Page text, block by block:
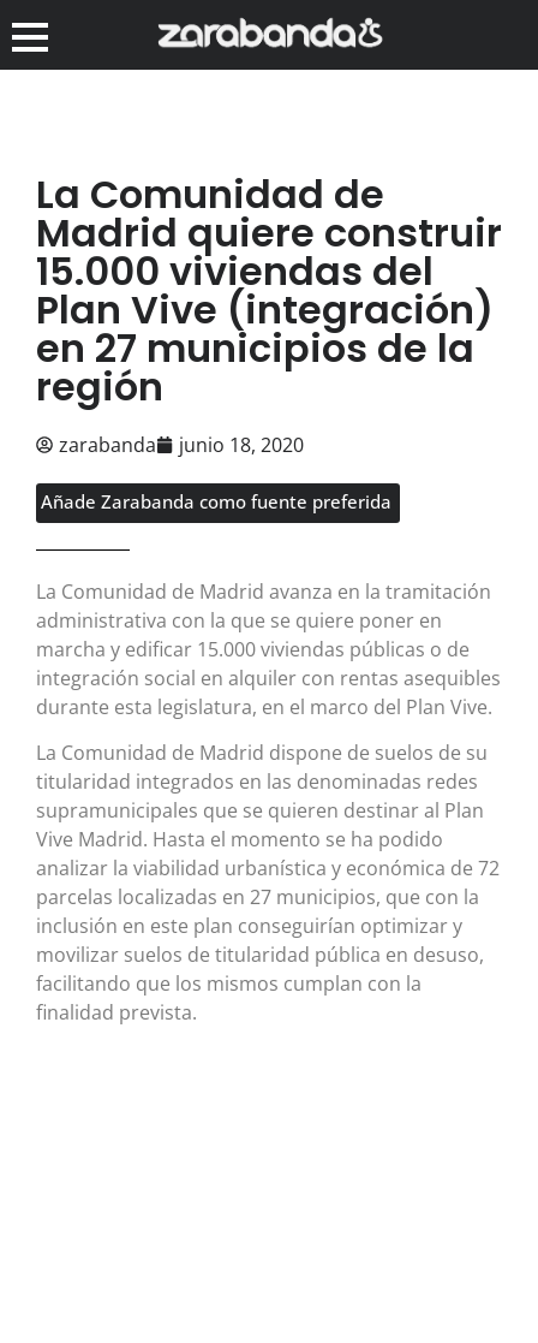
La Comunidad de
Madrid quiere construir
15.000 viviendas del
Plan Vive (integración)
en 27 municipios de la
región
zarabanda junio 18, 2020
Añade Zarabanda como fuente preferida
La Comunidad de Madrid avanza en la tramitación
administrativa con la que se quiere poner en
marcha y edificar 15.000 viviendas públicas o de
integración social en alquiler con rentas asequibles
durante esta legislatura, en el marco del Plan Vive.
La Comunidad de Madrid dispone de suelos de su
titularidad integrados en las denominadas redes
supramunicipales que se quieren destinar al Plan
Vive Madrid. Hasta el momento se ha podido
analizar la viabilidad urbanística y económica de 72
parcelas localizadas en 27 municipios, que con la
inclusión en este plan conseguirían optimizar y
movilizar suelos de titularidad pública en desuso,
facilitando que los mismos cumplan con la
finalidad prevista.